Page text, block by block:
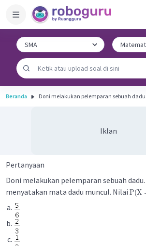
Beranda Doni melakukan pelemparan sebuah dadu.
Iklan
Pertanyaan
Doni melakukan pelemparan sebuah
menyatakan mata dadu muncul. Nilai P(X